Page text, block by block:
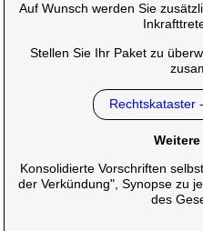
Auf Wunsch werden Sie
Stellen Sie Ihr Paket zu
Rechtskataster
Konsolidierte Vorschriften
der Verkündung", Synopse zu
des